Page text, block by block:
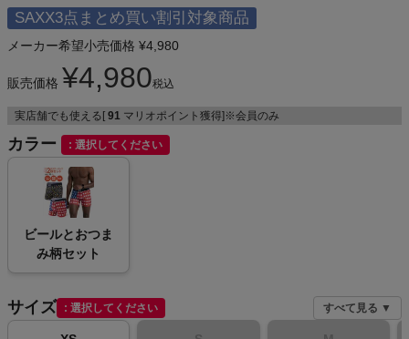
メンズカジュアルウェア
レディースカジュアルウェア
メンズスポーツウェア
レディーススポーツウェア
スポーツシューズ
もっと見る
SAXX3点まとめ買い割引対象商品
メーカー希望小売価格 ¥4,980
販売価格 ¥4,980税込
実店舗でも使える[ 91 マリオポイント獲得]※会員のみ
カラー 選択してください
ビールとおつま
み柄セット
サイズ 選択してください すべて見る ▼